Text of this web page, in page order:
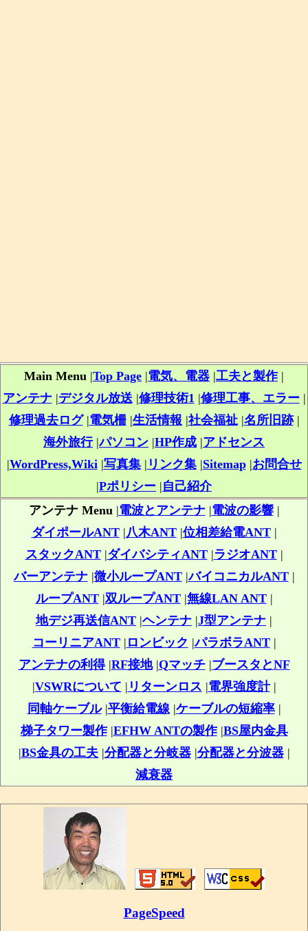
Main Menu |Top Page |電気、電器 |工夫と製作|
アンテナ|デジタル放送|修理技術1 |修理工事、エラー|
修理過去ログ|電気柵|生活情報 |社会福祉|名所旧跡|
海外旅行|パソコン |HP作成 |アドセンス
|WordPress,Wiki|写真集| リンク集|Sitemap|お問合せ
|Pポリシー |自己紹介
アンテナ Menu|電波とアンテナ|電波の影響|
ダイポールANT|八木ANT|位相差給電ANT|
スタックANT|ダイバシティANT|ラジオANT|
バーアンテナ|微小ループANT|バイコニカルANT|
ループANT|双ループANT|無線LAN ANT|
地デジ再送信ANT |ヘンテナ |J型アンテナ |
コーリニアANT| ロンビック |パラボラANT|
アンテナの利得|RF接地|Qマッチ|ブースタとNF
|VSWRについて | リターンロス |電界強度計|
同軸ケーブル|平衡給電線|ケーブルの短縮率|
梯子タワー製作|EFHW ANTの製作|BS屋内金具
|BS金具の工夫|分配器と分岐器|分配器と分波器|
減衰器
PageSpeed